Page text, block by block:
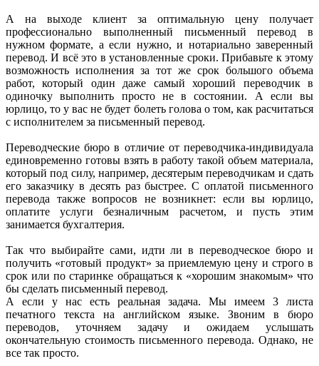
А на выходе клиент за оптимальную цену получает
профессионально выполненный письменный перевод в
нужном формате, а если нужно, и нотариально заверенный
перевод. И всё это в установленные сроки. Прибавьте к этому
возможность исполнения за тот же срок большого объема
работ, который один даже самый хороший переводчик в
одиночку выполнить просто не в состоянии. А если вы
юрлицо, то у вас не будет болеть голова о том, как расчитаться
с исполнителем за письменный перевод.
Переводческие бюро в отличие от переводчика-индивидуала
единовременно готовы взять в работу такой объем материала,
который под силу, например, десятерым переводчикам и сдать
его заказчику в десять раз быстрее. С оплатой письменного
перевода также вопросов не возникнет: если вы юрлицо,
оплатите услуги безналичным расчетом, и пусть этим
занимается бухгалтерия.
Так что выбирайте сами, идти ли в переводческое бюро и
получить «готовый продукт» за приемлемую цену и строго в
срок или по старинке обращаться к «хорошим знакомым» что
бы сделать письменный перевод.
А если у нас есть реальная задача. Мы имеем 3 листа
печатного текста на английском языке. Звоним в бюро
переводов, уточняем задачу и ожидаем услышать
окончательную стоимость письменного перевода. Однако, не
все так просто.